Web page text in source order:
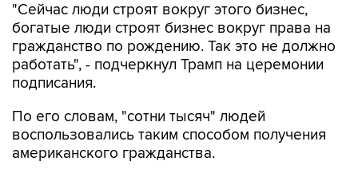
"Сейчас люди строят вокруг этого бизнес,
богатые люди строят бизнес вокруг права на
гражданство по рождению. Так это не должно
работать", - подчеркнул Трамп на церемонии
подписания.
По его словам, "сотни тысяч" людей
воспользовались таким способом получения
американского гражданства.